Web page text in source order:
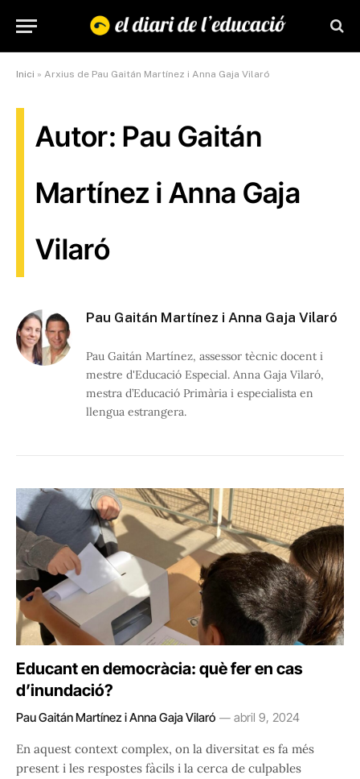
Inici » Arxius de Pau Gaitán Martínez i Anna Gaja Vilaró
Autor: Pau Gaitán
Martínez i Anna Gaja
Vilaró
Pau Gaitán Martínez i Anna Gaja Vilaró
Pau Gaitán Martínez, assessor tècnic docent i
mestre d'Educació Especial. Anna Gaja Vilaró,
mestra d’Educació Primària i especialista en
llengua estrangera.
Educant en democràcia: què fer en cas
d’inundació?
Pau Gaitán Martínez i Anna Gaja Vilaró abril 9, 2024
En aquest context complex, on la diversitat es fa més
present i les respostes fàcils i la cerca de culpables